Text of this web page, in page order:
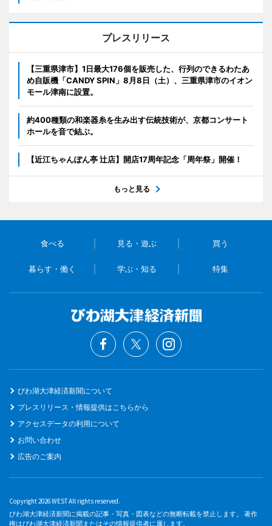
プレスリリース
【三重県津市】1日最大176個を販売した、行列のできるわたあ
め自販機「CANDY SPIN」8月8日（土）、三重県津市のイオン
モール津南に設置。
約400種類の和楽器糸を生み出す伝統技術が、京都コンサート
ホールを音で結ぶ。
【近江ちゃんぽん亭 辻店】開店17周年記念「周年祭」開催！
もっと見る
食べる 見る・遊ぶ 買う
暮らす・働く 学ぶ・知る 特集
びわ湖大津経済新聞について
プレスリリース・情報提供はこちらから
アクセスデータの利用について
お問い合わせ
広告のご案内
Copyright 2026 WEST All rights reserved.
びわ湖大津経済新聞に掲載の記事・写真・図表などの無断転載を禁止します。 著作
権はびわ湖大津経済新聞またはその情報提供者に属します。